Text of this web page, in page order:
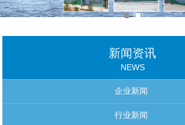
新闻资讯
NEWS
企业新闻
行业新闻